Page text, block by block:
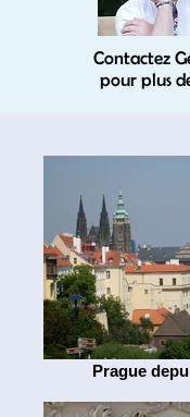
Contactez
pour plus
Prague